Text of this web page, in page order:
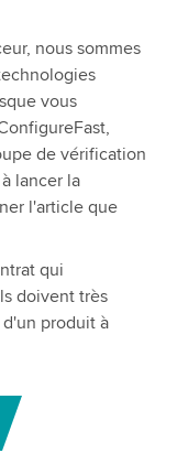
nous sommes
vous
de vérification
lancer la
l'article que
qui
doivent très
produit à